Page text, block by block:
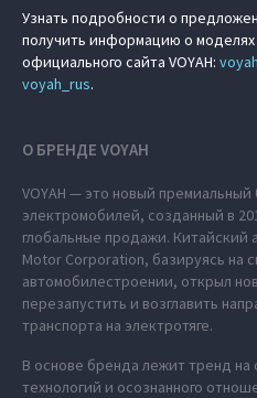
Узнать подробности о
получить информацию о
официального сайта VOYAH:
voyah_rus.
О БРЕНДЕ VOYAH
VOYAH — это новый
электромобилей, созданный в
глобальные продажи. Китайский
Motor Corporation, базируясь на
автомобилестроении, открыл
перезапустить и возглавить
транспорта на электротяге.
В основе бренда лежит тренд на
технологий и осознанного